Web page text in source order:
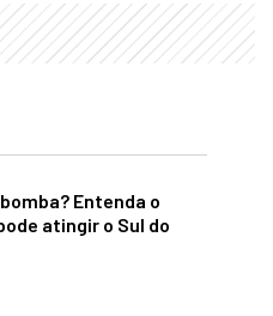
Entenda o
atingir o Sul do